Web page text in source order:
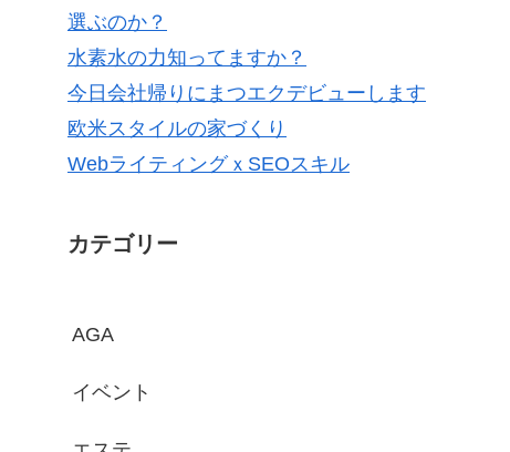
選ぶのか？
水素水の力知ってますか？
今日会社帰りにまつエクデビューします
欧米スタイルの家づくり
WebライティングｘSEOスキル
カテゴリー
AGA
イベント